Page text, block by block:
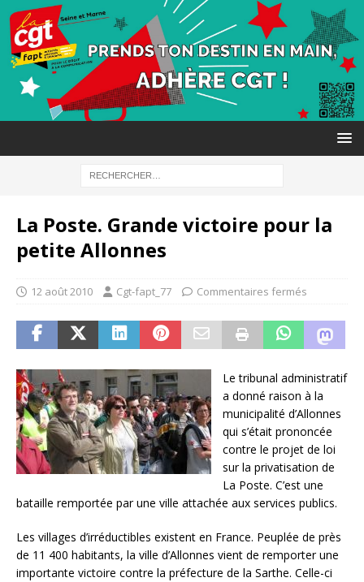
La Poste. Grande victoire pour la
petite Allonnes
12 août 2010 Cgt-fapt_77 Commentaires fermés
Le tribunal administratif
a donné raison à la
municipalité d’Allonnes
qui s’était prononcée
contre le projet de loi
sur la privatisation de
La Poste. C’est une
bataille remportée par une ville attachée aux services publics.
Les villages d’irréductibles existent en France. Peuplée de près
de 11 400 habitants, la ville d’Allonnes vient de remporter une
importante victoire contre la préfecture de la Sarthe. Celle-ci